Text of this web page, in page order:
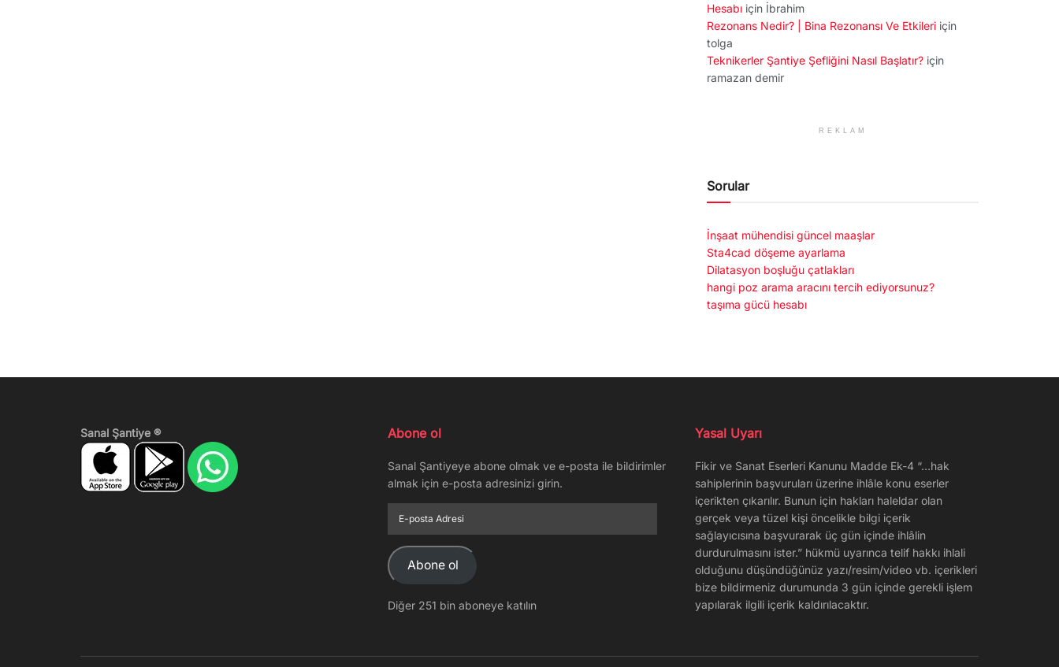
Hesabı için İbrahim
Rezonans Nedir? | Bina Rezonansı Ve Etkileri için
tolga
Teknikerler Şantiye Şefliğini Nasıl Başlatır? için
ramazan demir
REKLAM
Sorular
İnşaat mühendisi güncel maaşlar
Sta4cad döşeme ayarlama
Dilatasyon boşluğu çatlakları
hangi poz arama aracını tercih ediyorsunuz?
taşıma gücü hesabı
Sanal Şantiye ® Abone ol
Sanal Şantiyeye abone olmak ve e-posta ile bildirimler
almak için e-posta adresinizi girin.
posta
Adresi
Abone ol
Diğer 251 bin aboneye katılın
Yasal Uyarı
Fikir ve Sanat Eserleri Kanunu Madde Ek-4 “…hak
sahiplerinin başvuruları üzerine ihlâle konu eserler
içerikten çıkarılır. Bunun için hakları haleldar olan
gerçek veya tüzel kişi öncelikle bilgi içerik
sağlayıcısına başvurarak üç gün içinde ihlâlin
durdurulmasını ister.” hükmü uyarınca telif hakkı ihlali
olduğunu düşündüğünüz yazı/resim/video vb. içerikleri
bize bildirmeniz durumunda 3 gün içinde gerekli işlem
yapılarak ilgili içerik kaldırılacaktır.